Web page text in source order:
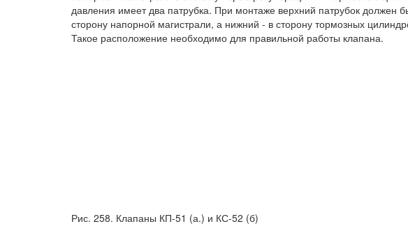
давления имеет два патрубка. При монтаже верхний патрубок должен
сторону напорной магистрали, а нижний - в сторону тормозных
Такое расположение необходимо для правильной работы клапана.
Рис. 258. Клапаны КП-51 (а.) и КС-52 (б)